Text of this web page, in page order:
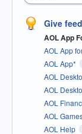
Give
AOL App
AOL App
AOL App*
AOL
AOL
AOL
AOL
AOL Help